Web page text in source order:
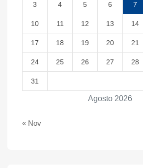
Agosto 2026
3 4 5 6 7
10 11 12 13 14
17 18 19 20 21
24 25 26 27 28
31
« Nov